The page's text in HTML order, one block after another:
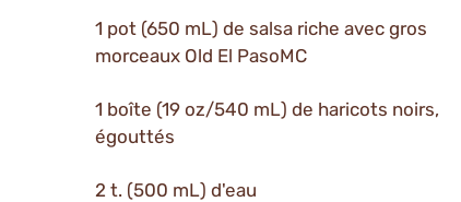
1 pot (650 mL) de salsa riche avec gros
morceaux Old El PasoMC
1 boîte (19 oz/540 mL) de haricots noirs,
égouttés
2 t. (500 mL) d'eau